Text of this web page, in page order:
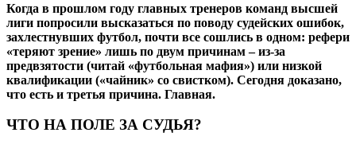
Когда в прошлом году главных тренеров команд высшей
лиги попросили высказаться по поводу судейских ошибок,
захлестнувших футбол, почти все сошлись в одном: рефери
«теряют зрение» лишь по двум причинам – из-за
предвзятости (читай «футбольная мафия») или низкой
квалификации («чайник» со свистком). Сегодня доказано,
что есть и третья причина. Главная.
ЧТО НА ПОЛЕ ЗА СУДЬЯ?